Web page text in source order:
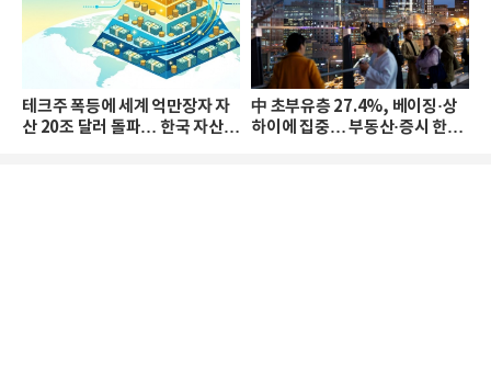
테크주 폭등에 세계 억만장자 자
산 20조 달러 돌파… 한국 자산
中 초부유층 27.4%, 베이징·상
하이에 집중… 부동산·증시 한파